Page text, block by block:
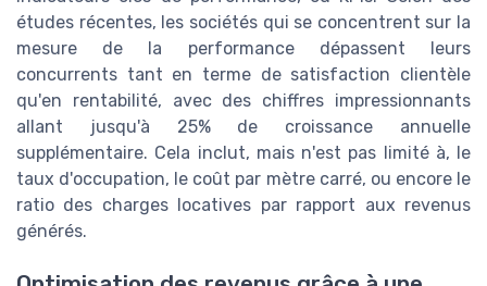
études récentes, les sociétés qui se concentrent sur la
mesure de la performance dépassent leurs
concurrents tant en terme de satisfaction clientèle
qu'en rentabilité, avec des chiffres impressionnants
allant jusqu'à 25% de croissance annuelle
supplémentaire. Cela inclut, mais n'est pas limité à, le
taux d'occupation, le coût par mètre carré, ou encore le
ratio des charges locatives par rapport aux revenus
générés.